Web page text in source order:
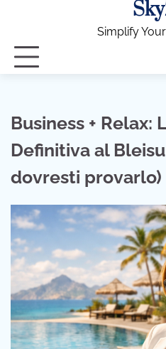
Simplify
Business + Relax:
Definitiva al
dovresti provarlo)